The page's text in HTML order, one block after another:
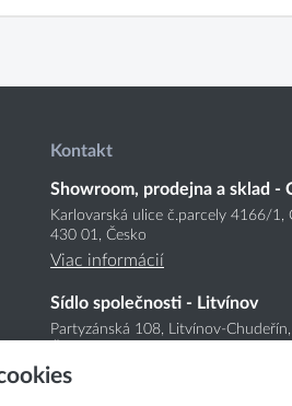
Kontakt
Showroom, prodejna a sklad -
Karlovarská ulice č.parcely 4166/1,
430 01, Česko
Viac informácií
Sídlo společnosti - Litvínov
Partyzánská 108, Litvínov-
Viac informácií